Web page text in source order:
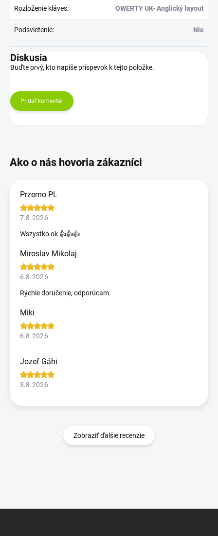
Rozloženie kláves: QWERTY UK- Anglický layout
Podsvietenie: Nie
Diskusia
Buďte prvý, kto napíše príspevok k tejto položke.
Pridať komentár
Przemo PL
7.8.2026
Wszystko ok 👍👍👍
Miroslav Mikolaj
6.8.2026
Rýchle doručenie, odporúcam.
Miki
6.8.2026
Jozef Gáhi
3.8.2026
Zobraziť ďalšie recenzie